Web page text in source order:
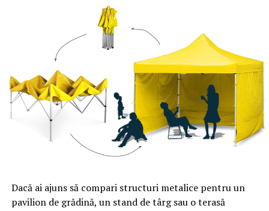
Dacă ai ajuns să compari structuri metalice pentru un
pavilion de grădină, un stand de târg sau o terasă